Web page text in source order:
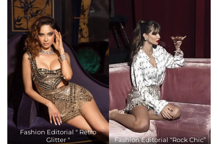
Fashion Editorial " Retro
Glitter "
Fashion Editorial “Rock Chic”